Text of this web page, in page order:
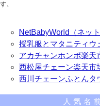
す。
NetBabyWorld（ネット
授乳服とマタニティウ
アカチャンホンポ楽天
西松屋チェーン楽天市
西川チェーンふとんタ
人気名